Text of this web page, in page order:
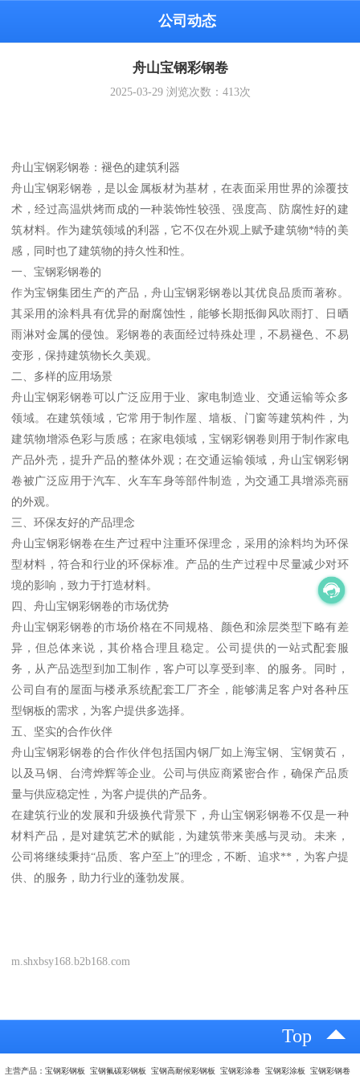
公司动态
舟山宝钢彩钢卷
2025-03-29浏览次数： 413次
舟山宝钢彩钢卷：褪色的建筑利器
舟山宝钢彩钢卷，是以金属板材为基材，在表面采用世界的涂覆技
术，经过高温烘烤而成的一种装饰性较强、强度高、防腐性好的建
筑材料。作为建筑领域的利器，它不仅在外观上赋予建筑物*特的美
感，同时也了建筑物的持久性和性。
一、宝钢彩钢卷的
作为宝钢集团生产的产品，舟山宝钢彩钢卷以其优良品质而著称。
其采用的涂料具有优异的耐腐蚀性，能够长期抵御风吹雨打、日晒
雨淋对金属的侵蚀。彩钢卷的表面经过特殊处理，不易褪色、不易
变形，保持建筑物长久美观。
二、多样的应用场景
舟山宝钢彩钢卷可以广泛应用于业、家电制造业、交通运输等众多
领域。在建筑领域，它常用于制作屋、墙板、门窗等建筑构件，为
建筑物增添色彩与质感；在家电领域，宝钢彩钢卷则用于制作家电
产品外壳，提升产品的整体外观；在交通运输领域，舟山宝钢彩钢
卷被广泛应用于汽车、火车车身等部件制造，为交通工具增添亮丽
的外观。
三、环保友好的产品理念
舟山宝钢彩钢卷在生产过程中注重环保理念，采用的涂料均为环保
型材料，符合和行业的环保标准。产品的生产过程中尽量减少对环
境的影响，致力于打造材料。
四、舟山宝钢彩钢卷的市场优势
舟山宝钢彩钢卷的市场价格在不同规格、颜色和涂层类型下略有差
异，但总体来说，其价格合理且稳定。公司提供的一站式配套服
务，从产品选型到加工制作，客户可以享受到率、的服务。同时，
公司自有的屋面与楼承系统配套工厂齐全，能够满足客户对各种压
型钢板的需求，为客户提供多选择。
五、坚实的合作伙伴
舟山宝钢彩钢卷的合作伙伴包括国内钢厂如上海宝钢、宝钢黄石，
以及马钢、台湾烨辉等企业。公司与供应商紧密合作，确保产品质
量与供应稳定性，为客户提供的产品务。
在建筑行业的发展和升级换代背景下，舟山宝钢彩钢卷不仅是一种
材料产品，是对建筑艺术的赋能，为建筑带来美感与灵动。未来，
公司将继续秉持“品质、客户至上”的理念，不断、追求**，为客户提
供、的服务，助力行业的蓬勃发展。
m.shxbsy168.b2b168.com
Top
主营产品：宝钢彩钢板 宝钢氟碳彩钢板 宝钢高耐候彩钢板 宝钢彩涂卷 宝钢彩涂板 宝钢彩钢卷